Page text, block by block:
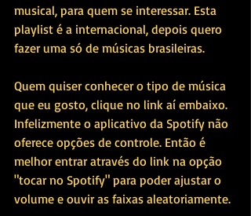
musical, para quem se interessar. Esta
playlist é a internacional, depois quero
fazer uma só de músicas brasileiras.
Quem quiser conhecer o tipo de música
que eu gosto, clique no link aí embaixo.
Infelizmente o aplicativo da Spotify não
oferece opções de controle. Então é
melhor entrar através do link na opção
"tocar no Spotify" para poder ajustar o
volume e ouvir as faixas aleatoriamente.